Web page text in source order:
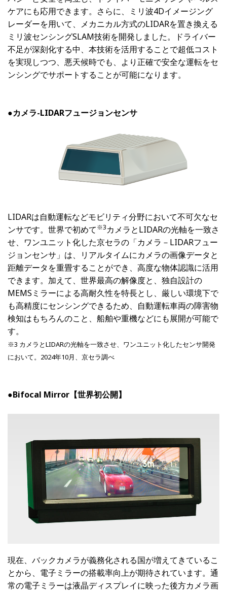
ケアにも応用できます。さらに、ミリ波4Dイメージング
レーダーを用いて、メカニカル方式のLIDARを置き換える
ミリ波センシングSLAM技術を開発しました。ドライバー
不足が深刻化する中、本技術を活用することで超低コスト
を実現しつつ、悪天候時でも、より正確で安全な運転をセ
ンシングでサポートすることが可能になります。
●カメラ-LIDARフュージョンセンサ
LIDARは自動運転などモビリティ分野において不可欠なセ
ンサです。世界で初めて※3カメラとLIDARの光軸を一致さ
せ、ワンユニット化した京セラの「カメラ－LIDARフュー
ジョンセンサ」は、リアルタイムにカメラの画像データと
距離データを重畳することができ、高度な物体認識に活用
できます。加えて、世界最高の解像度と、独自設計の
MEMSミラーによる高耐久性を特長とし、厳しい環境下で
も高精度にセンシングできるため、自動運転車両の障害物
検知はもちろんのこと、船舶や重機などにも展開が可能で
す。
※3 カメラとLIDARの光軸を一致させ、ワンユニット化したセンサ開発
において。2024年10月、京セラ調べ
●Bifocal Mirror【世界初公開】
現在、バックカメラが義務化される国が増えてきているこ
とから、電子ミラーの搭載率向上が期待されています。通
常の電子ミラーは液晶ディスプレイに映った後方カメラ画